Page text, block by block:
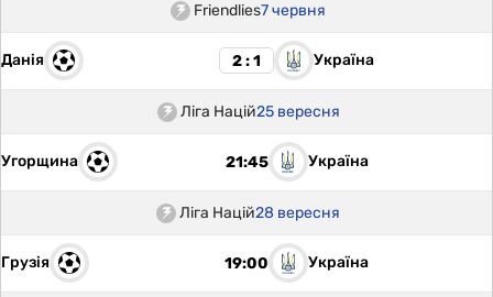
Friendlies7 червня
Данія 2 : 1 Україна
Ліга Націй25 вересня
Угорщина 21:45 Україна
Ліга Націй28 вересня
Грузія 19:00 Україна